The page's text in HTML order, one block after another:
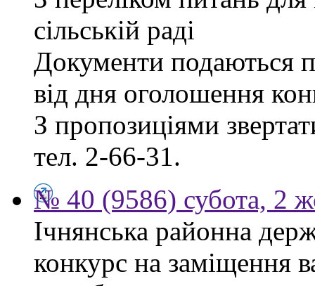
сільській раді
Документи подаються
від дня оголошення
З пропозиціями
тел. 2-66-31.
№ 40 (9586) субота, 2
Ічнянська районна
конкурс на заміщення